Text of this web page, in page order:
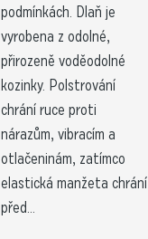
podmínkách. Dlaň je
vyrobena z odolné,
přirozeně voděodolné
kozinky. Polstrování
chrání ruce proti
nárazům, vibracím a
otlačeninám, zatímco
elastická manžeta chrání
před...